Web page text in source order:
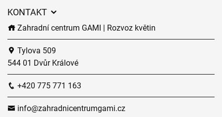
KONTAKT
Zahradní centrum GAMI | Rozvoz květin
Tylova 509
544 01 Dvůr Králové
+420 775 771 163
info@zahradnicentrumgami.cz